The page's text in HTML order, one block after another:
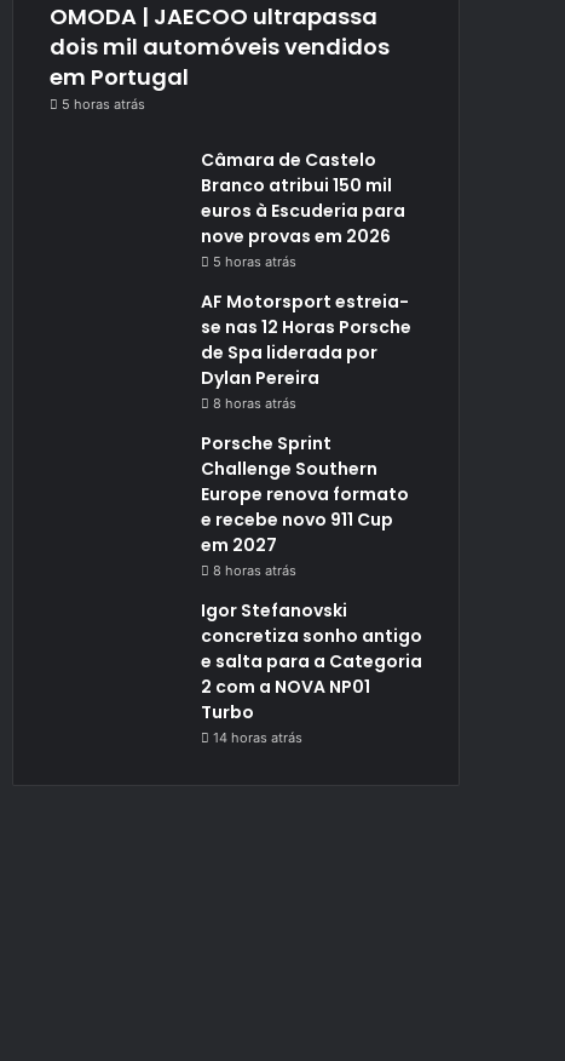
OMODA | JAECOO ultrapassa
dois mil automóveis vendidos
em Portugal
5 horas atrás
Câmara de Castelo
Branco atribui 150 mil
euros à Escuderia para
nove provas em 2026
5 horas atrás
AF Motorsport estreia-
se nas 12 Horas Porsche
de Spa liderada por
Dylan Pereira
8 horas atrás
Porsche Sprint
Challenge Southern
Europe renova formato
e recebe novo 911 Cup
em 2027
8 horas atrás
Igor Stefanovski
concretiza sonho antigo
e salta para a Categoria
2 com a NOVA NP01
Turbo
14 horas atrás